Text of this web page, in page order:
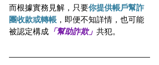
而根據實務見解，只要你提供帳戶幫詐
團收款或轉帳 ，即便不知詳情，也可能
被認定構成 「幫助詐欺」 共犯。